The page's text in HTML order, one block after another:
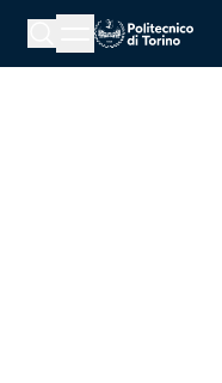
Menu button